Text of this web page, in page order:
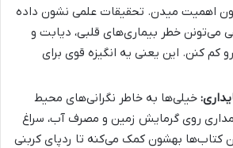
اهمیت میدن. تحقیقات علمی نشون داده
می‌تونن خطر بیماری‌های قلبی، دیابت و
کم کنن. این یعنی یه انگیزه قوی برای
خیلی‌ها به خاطر نگرانی‌های محیط
روی گرمایش زمین و مصرف آب، سراغ
کتاب‌ها بهشون کمک می‌کنه تا ردپای کربنی